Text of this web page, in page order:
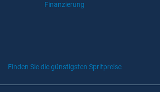
Finanzierung
Finden Sie die günstigsten Spritpreise